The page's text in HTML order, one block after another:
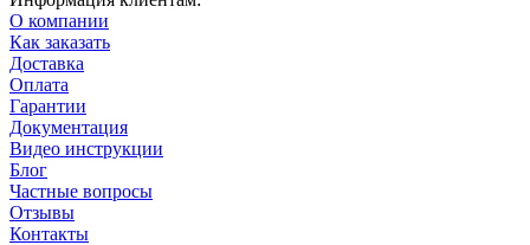
О компании
Как заказать
Доставка
Оплата
Гарантии
Документация
Видео инструкции
Блог
Частные вопросы
Отзывы
Контакты